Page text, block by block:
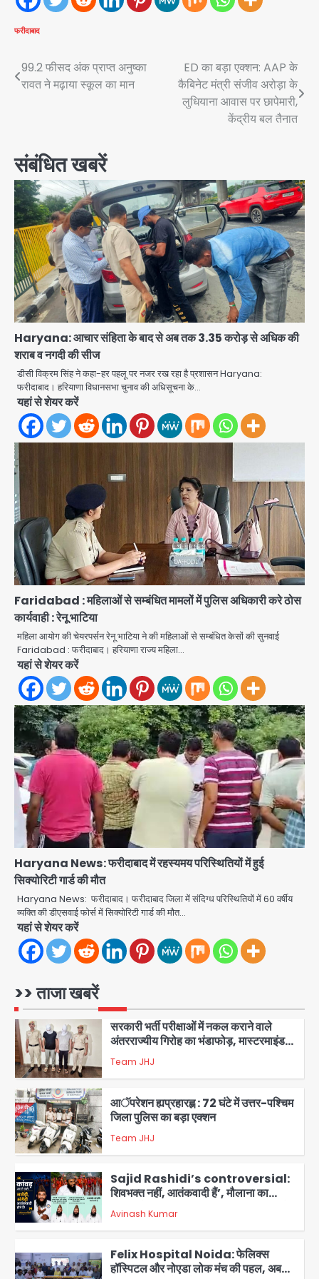
फरीदाबाद
Post
navigation
99.2 फीसद अंक प्राप्त अनुष्का
रावत ने मढ़ाया स्कूल का मान
ED का बड़ा एक्शन: AAP के
कैबिनेट मंत्री संजीव अरोड़ा के
लुधियाना आवास पर छापेमारी,
केंद्रीय बल तैनात
संबंधित खबरें
Haryana: आचार संहिता के बाद से अब तक 3.35 करोड़ से अधिक की
शराब व नगदी की सीज
डीसी विक्रम सिंह ने कहा-हर पहलू पर नजर रख रहा है प्रशासन Haryana:
फरीदाबाद। हरियाणा विधानसभा चुनाव की अधिसूचना के…
यहां से शेयर करें
Faridabad : महिलाओं से सम्बंधित मामलों में पुलिस अधिकारी करे ठोस
कार्यवाही : रेनू भाटिया
महिला आयोग की चेयरपर्सन रेनू भाटिया ने की महिलाओं से सम्बंधित केसों की सुनवाई
Faridabad : फरीदाबाद। हरियाणा राज्य महिला…
यहां से शेयर करें
Haryana News: फरीदाबाद में रहस्यमय परिस्थितियों में हुई
सिक्योरिटी गार्ड की मौत
Haryana News: फरीदाबाद। फरीदाबाद जिला में संदिग्ध परिस्थितियों में 60 वर्षीय
व्यक्ति की डीएसवाई फोर्स में सिक्योरिटी गार्ड की मौत…
यहां से शेयर करें
>> ताजा खबरें
2
सरकारी भर्ती परीक्षाओं में नकल कराने वाले
अंतरराज्यीय गिरोह का भंडाफोड़, मास्टरमाइंड
समेत 7 गिरफ्तार
3
आॅपरेशन ह्यप्रहारह्ण : 72 घंटे में उत्तर-पश्चिम
Team JHJ
4
Sajid Rashidi’s controversial:
शिवभक्त नहीं, आतंकवादी हैं’, मौलाना का
कांवड़ियों पर विवादित बयान, BJP विधायक ने
कराई FIR, NSA की मांग
Avinash Kumar
5
Felix Hospital Noida: फेलिक्स
हॉस्पिटल और नोएडा लोक मंच की पहल, अब
सिर्फ 30 रुपये में मिलेगी 24 घंटे ऑनलाइन
डॉक्टर परामर्श सुविधा
Avinash Kumar
1
माल की खरीद-फरोख्त करने वाले गिरोह का
भंडाफोड़
Team JHJ
2
सरकारी भर्ती परीक्षाओं में नकल कराने वाले
3
आॅपरेशन ह्यप्रहारह्ण : 72 घंटे में उत्तर-पश्चिम
जिला पुलिस का बड़ा एक्शन
4
Sajid Rashidi’s controversial:
शिवभक्त नहीं, आतंकवादी हैं’, मौलाना का
कांवड़ियों पर विवादित बयान, BJP विधायक ने
कराई FIR, NSA की मांग
5
Felix Hospital Noida: फेलिक्स
हॉस्पिटल और नोएडा लोक मंच की पहल, अब
सिर्फ 30 रुपये में मिलेगी 24 घंटे ऑनलाइन
डॉक्टर परामर्श सुविधा
एंटी-बर्गलरी सेल की बड़ी कामयाबी, चोरी के